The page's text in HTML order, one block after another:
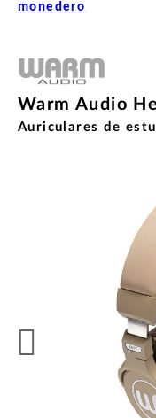
monedero
Warm Audio
Auriculares de